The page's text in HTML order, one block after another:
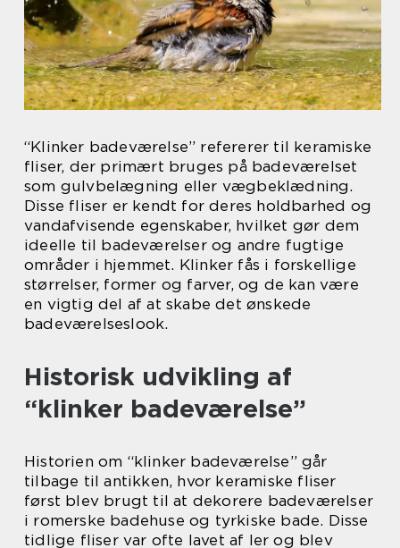
“Klinker badeværelse” refererer til keramiske
fliser, der primært bruges på badeværelset
som gulvbelægning eller vægbeklædning.
Disse fliser er kendt for deres holdbarhed og
vandafvisende egenskaber, hvilket gør dem
ideelle til badeværelser og andre fugtige
områder i hjemmet. Klinker fås i forskellige
størrelser, former og farver, og de kan være
en vigtig del af at skabe det ønskede
badeværelseslook.
Historisk udvikling af
“klinker badeværelse”
Historien om “klinker badeværelse” går
tilbage til antikken, hvor keramiske fliser
først blev brugt til at dekorere badeværelser
i romerske badehuse og tyrkiske bade. Disse
tidlige fliser var ofte lavet af ler og blev